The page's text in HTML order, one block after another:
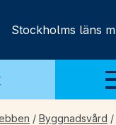
Stockholms läns
/ Byggnadsvård /